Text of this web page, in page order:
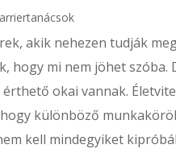
akik nehezen tudják
hogy mi nem jöhet
okai vannak.
különböző
kell mindegyiket